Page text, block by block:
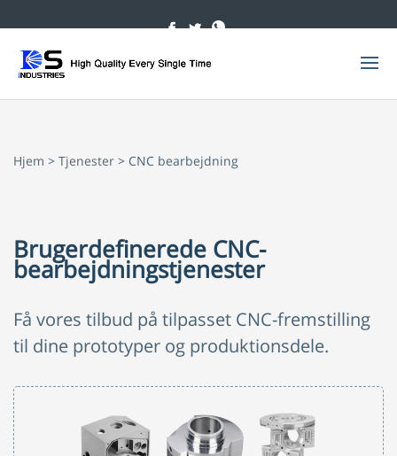
Hjem > Tjenester > CNC bearbejdning
Brugerdefinerede CNC-
bearbejdningstjenester
Få vores tilbud på tilpasset CNC-fremstilling
til dine prototyper og produktionsdele.